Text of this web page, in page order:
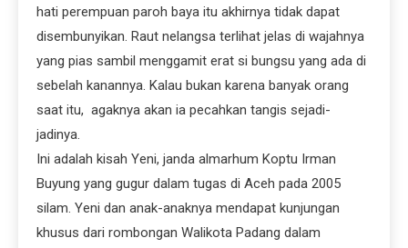
hati perempuan paroh baya itu akhirnya tidak dapat
disembunyikan. Raut nelangsa terlihat jelas di wajahnya
yang pias sambil menggamit erat si bungsu yang ada di
sebelah kanannya. Kalau bukan karena banyak orang
saat itu, agaknya akan ia pecahkan tangis sejadi-
jadinya.
Ini adalah kisah Yeni, janda almarhum Koptu Irman
Buyung yang gugur dalam tugas di Aceh pada 2005
silam. Yeni dan anak-anaknya mendapat kunjungan
khusus dari rombongan Walikota Padang dalam